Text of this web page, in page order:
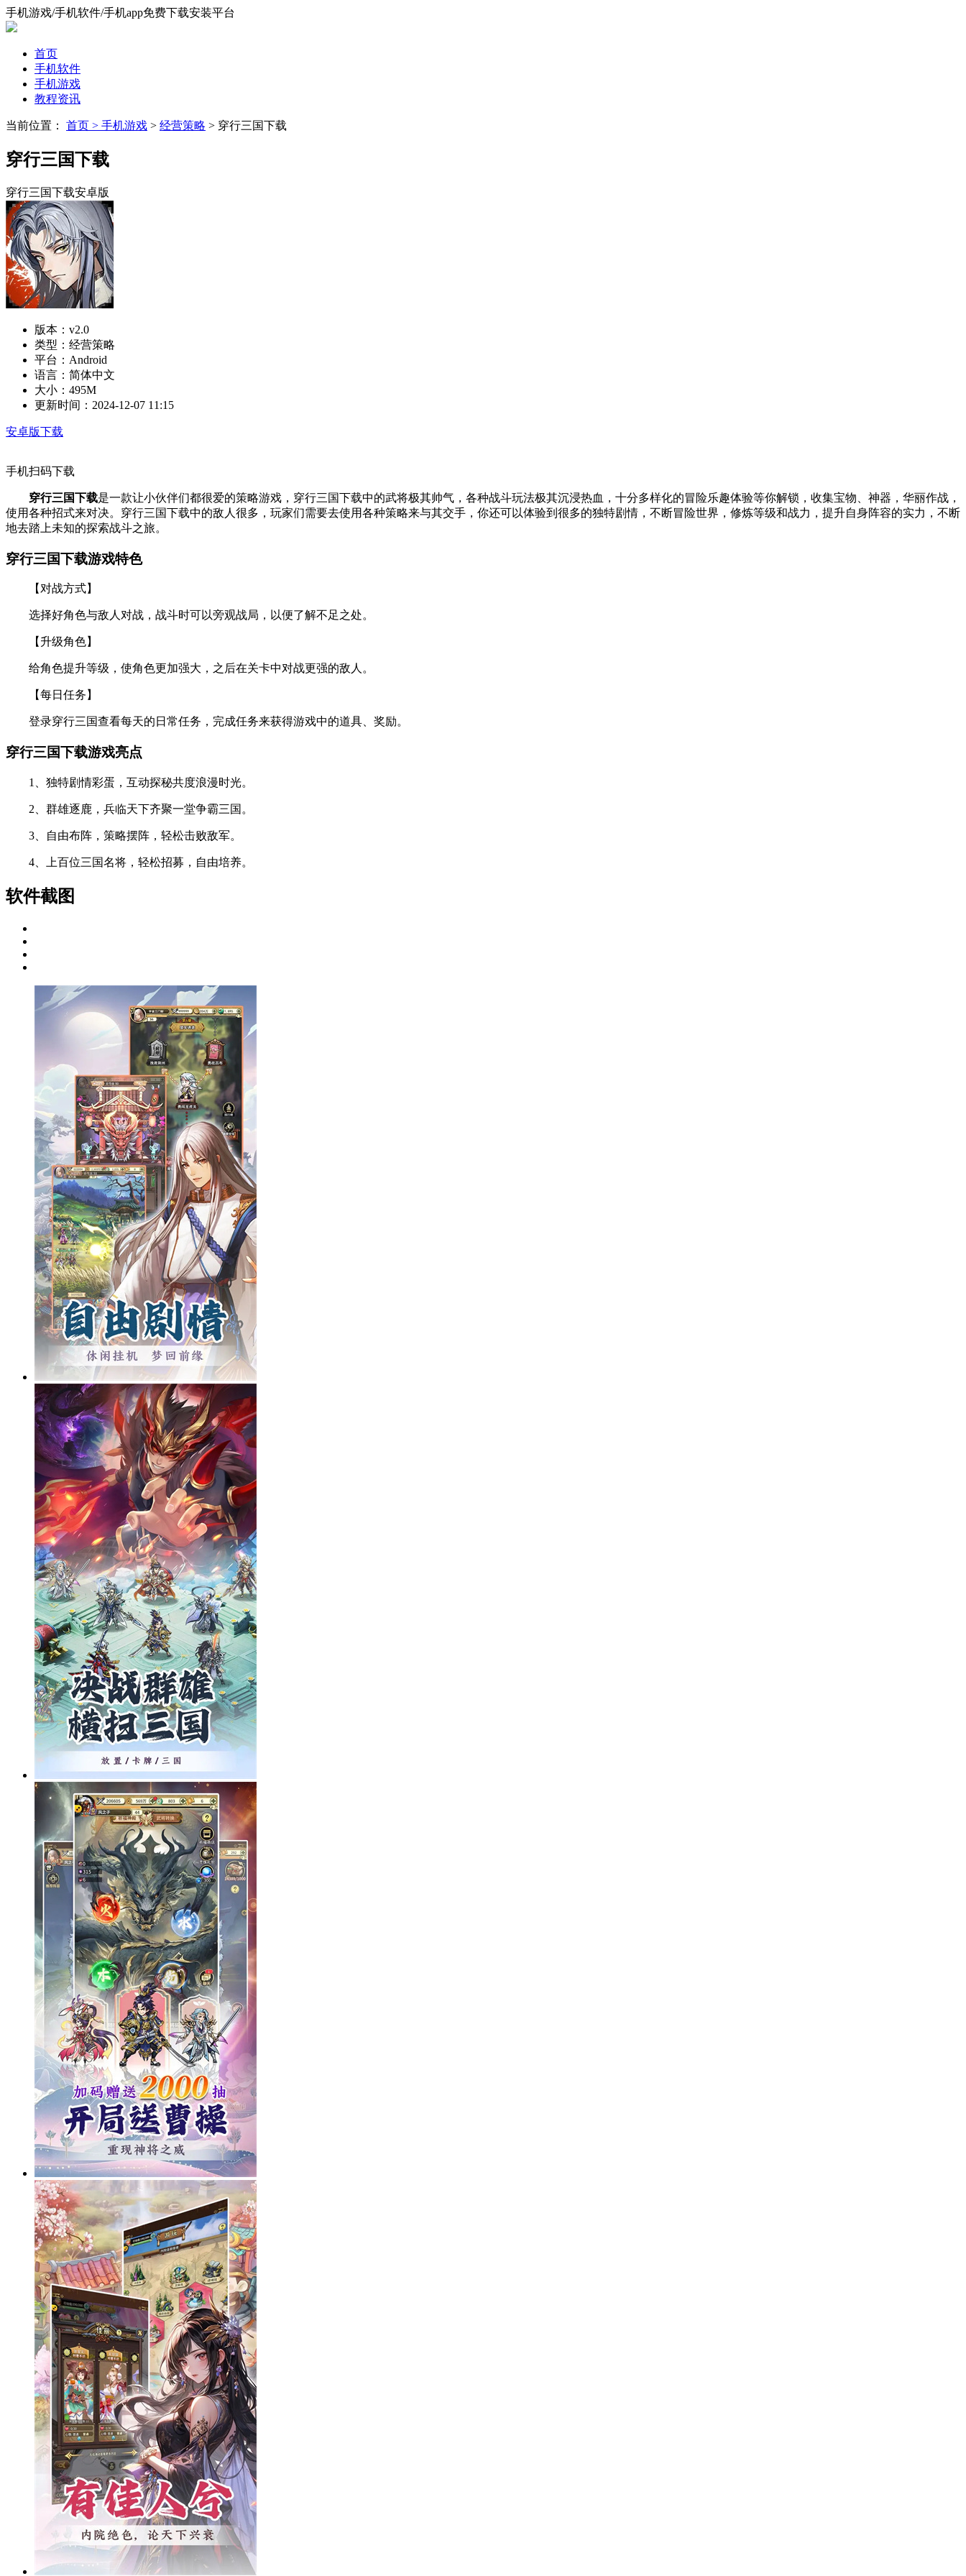
手机游戏/手机软件/手机app免费下载安装平台
首页
手机软件
手机游戏
教程资讯
当前位置： 首页 > 手机游戏 > 经营策略 > 穿行三国下载
穿行三国下载
穿行三国下载安卓版
版本： v2.0
类型： 经营策略
平台： Android
语言： 简体中文
大小： 495M
更新时间： 2024-12-07 11:15
安卓版下载
手机扫码下载
穿行三国下载是一款让小伙伴们都很爱的策略游戏，穿行三国下载中的武将极其帅气，各种战斗玩法极其沉浸热血，十分多样化的冒险乐趣体验等你解锁，收集宝物、神器，华丽作战，
使用各种招式来对决。穿行三国下载中的敌人很多，玩家们需要去使用各种策略来与其交手，你还可以体验到很多的独特剧情，不断冒险世界，修炼等级和战力，提升自身阵容的实力，不断
地去踏上未知的探索战斗之旅。
穿行三国下载游戏特色
【对战方式】
选择好角色与敌人对战，战斗时可以旁观战局，以便了解不足之处。
【升级角色】
给角色提升等级，使角色更加强大，之后在关卡中对战更强的敌人。
【每日任务】
登录穿行三国查看每天的日常任务，完成任务来获得游戏中的道具、奖励。
穿行三国下载游戏亮点
1、独特剧情彩蛋，互动探秘共度浪漫时光。
2、群雄逐鹿，兵临天下齐聚一堂争霸三国。
3、自由布阵，策略摆阵，轻松击败敌军。
4、上百位三国名将，轻松招募，自由培养。
软件截图